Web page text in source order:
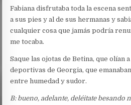
Fabiana disfrutaba toda la escena
a sus pies y al de sus hermanas y
cualquier cosa que jamás podría
me tocaba.
Saque las ojotas de Betina, que olían
deportivas de Georgia, que
entre humedad y sudor.
B: bueno, adelante, deléitate besando